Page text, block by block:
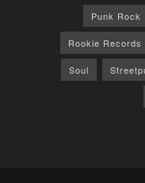
Punk Rock
Rookie Records
Soul